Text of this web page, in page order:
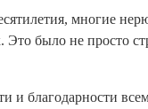
многие
Это было не просто
и благодарности